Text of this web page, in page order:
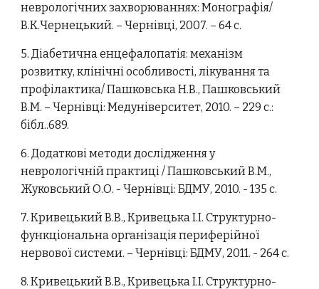
неврологічних захворюваннях: Монографія/
В.К.Чернецький. – Чернівці, 2007. – 64 с.
5. Діабетична енцефалопатія: механізм
розвитку, клінічні особливості, лікування та
профілактика/ Пашковська Н.В., Пашковський
В.М. – Чернівці: Медуніверситет, 2010. – 229 с.:
бібл..689.
6. Додаткові методи дослідження у
неврологічній практиці / Пашковський В.М.,
Жуковський О.О. - Чернівці: БДМУ, 2010. - 135 с.
7. Кривецький В.В., Кривецька І.І. Структурно-
функціональна організація периферійної
нервової системи. – Чернівці: БДМУ, 2011. - 264 с.
8. Кривецький В.В., Кривецька І.І. Структурно-